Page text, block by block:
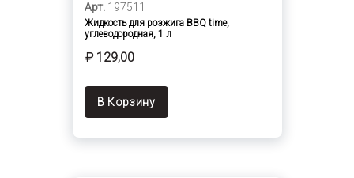
Арт. 197511
Жидкость для розжига BBQ time,
углеводородная, 1 л
₽ 129,00
В Корзину